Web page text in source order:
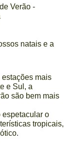
natais e a
mais
e Sul, a
são bem mais
espetacular o
tropicais,